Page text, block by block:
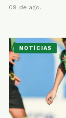
09 de ago.
NOTÍCIAS